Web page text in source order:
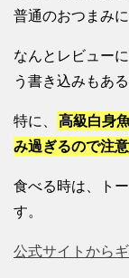
普通のおつまみ
なんとレビュー
う書き込みもあ
特に、
高級白身
み過ぎるので注意
食べる時は、ト
す。
公式サイトから